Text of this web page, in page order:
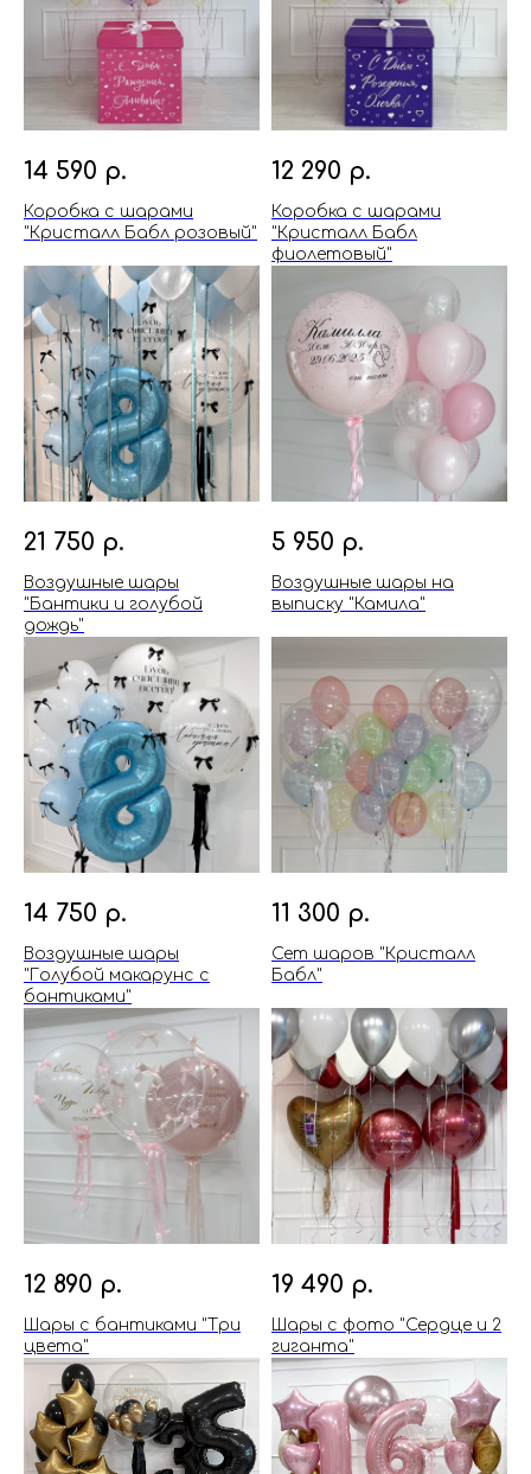
14 590 р.
Коробка с шарами
"Кристалл Бабл розовый"
12 290 р.
Коробка с шарами
"Кристалл Бабл
фиолетовый"
21 750 р.
Воздушные шары
"Бантики и голубой
дождь"
5 950 р.
Воздушные шары на
выписку "Камила"
14 750 р.
Воздушные шары
"Голубой макарунс с
бантиками"
11 300 р.
Сет шаров "Кристалл
Бабл"
12 890 р.
Шары с бантиками "Три
цвета"
19 490 р.
Шары с фото "Сердце и 2
гиганта"